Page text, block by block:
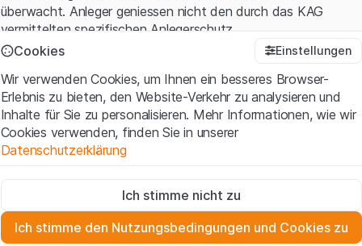
Studios. Das Franchise hatte im Januar zehn neue Film-
und TV-Projekte angekündigt. «Das ist eine unserer
grössten Möglichkeiten der Wertschöpfung», schwärmte
Management die Kapitaldisziplin hoch. Seit dem
vergangenen April wurden Schulden im Volumen von USD
7 Mrd. zurückbezahlt. CFO Gunnar Wiedenfels sieht das
Unternehmen zudem auf Kurs, bis 2024
Kosteneinsparungen von USD 4 Mrd. zu realisieren.
Warner Bros. Discovery: Historische
30
überwacht. Anleger geniessen nicht den durch das KAG
vermittelten spezifischen Anlegerschutz.
Mit dem Zugriff auf diese Website der Leonteq Securities AG
(die "Website") erklären Sie, dass Sie die rechtlichen
Informationen und die wichtigen Hinweise und
Nutzungsbedingungenverstanden haben und akzeptieren.
Wenn Sie mit den Nutzungsbedingungen nicht einverstanden
Sämtliche Immaterialgüterrechte (wie z.B. Urheber¬, Design¬
und Markenrechte) an dem auf der Website enthaltenen
Cookies Einstellungen
Wir verwenden Cookies, um Ihnen ein besseres Browser-
Erlebnis zu bieten, den Website-Verkehr zu analysieren und
Inhalte für Sie zu personalisieren. Mehr Informationen, wie wir
Cookies verwenden, finden Sie in unserer
Datenschutzerklärung
Diese Cookies sind für die Website erforderlich und können nicht
deaktiviert werden.
Zu Analysezwecken
Ich stimme nicht zu
Ich stimme den Nutzungsbedingungen und Cookies zu